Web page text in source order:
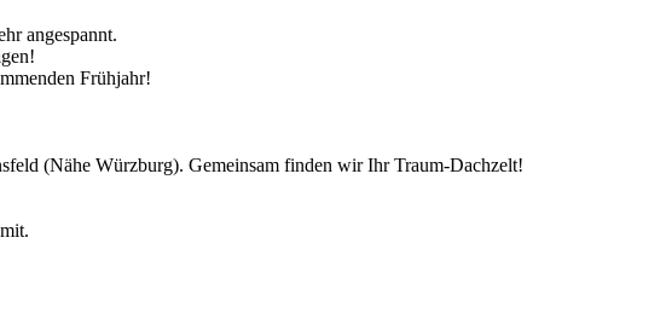
angespannt.
Frühjahr!
(Nähe Würzburg). Gemeinsam finden wir Ihr Traum-Dachzelt!